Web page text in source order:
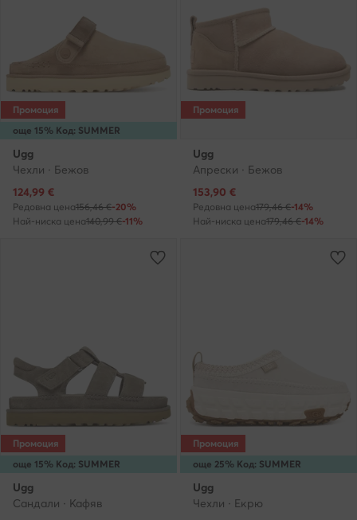
още 15% Код: SUMMER
Промоция
Ugg
Чехли · Бежов
Актуална цена
124,99 €
Редовна цена156,46 €-20%
Най-ниска цена140,99 €-11%
Промоция
Ugg
Апрески · Бежов
Актуална цена
153,90 €
Редовна цена179,46 €-14%
Най-ниска цена179,46 €-14%
още 15% Код: SUMMER
Промоция
Ugg
Сандали · Кафяв
още 25% Код: SUMMER
Промоция
Ugg
Чехли · Екрю